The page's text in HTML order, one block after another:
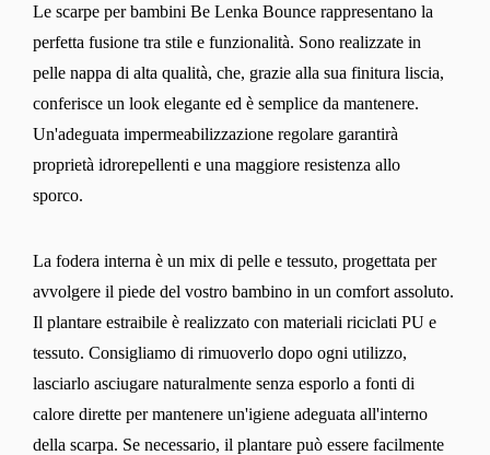
Le scarpe per bambini Be Lenka Bounce rappresentano la
perfetta fusione tra stile e funzionalità. Sono realizzate in
pelle nappa di alta qualità, che, grazie alla sua finitura liscia,
conferisce un look elegante ed è semplice da mantenere.
Un'adeguata impermeabilizzazione regolare garantirà
proprietà idrorepellenti e una maggiore resistenza allo
sporco.
La fodera interna è un mix di pelle e tessuto, progettata per
avvolgere il piede del vostro bambino in un comfort assoluto.
Il plantare estraibile è realizzato con materiali riciclati PU e
tessuto. Consigliamo di rimuoverlo dopo ogni utilizzo,
lasciarlo asciugare naturalmente senza esporlo a fonti di
calore dirette per mantenere un'igiene adeguata all'interno
della scarpa. Se necessario, il plantare può essere facilmente